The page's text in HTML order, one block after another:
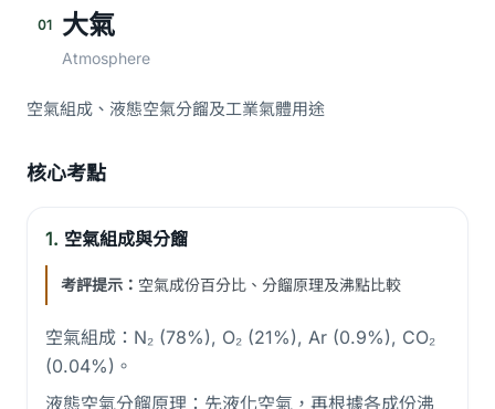
01 大氣
Atmosphere
空氣組成、液態空氣分餾及工業氣體用途
核心考點
1. 空氣組成與分餾
考評提示： 空氣成份百分比、分餾原理及沸點比較
空氣組成：N₂ (78%), O₂ (21%), Ar (0.9%), CO₂
(0.04%)。
液態空氣分餾原理：先液化空氣，再根據各成份沸